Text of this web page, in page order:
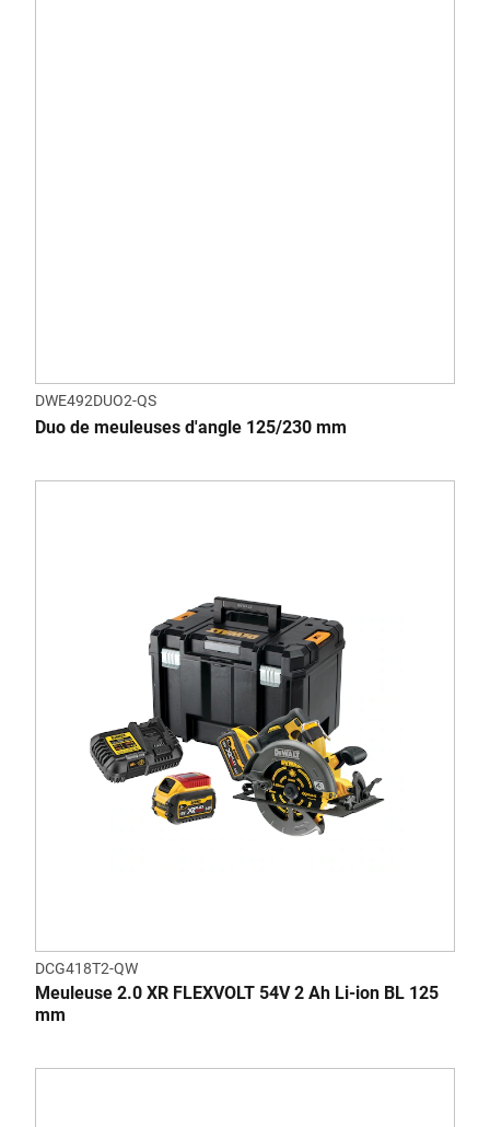
DWE492DUO2-QS
Duo de meuleuses d'angle 125/230 mm
DCG418T2-QW
Meuleuse 2.0 XR FLEXVOLT 54V 2 Ah Li-ion BL 125
mm